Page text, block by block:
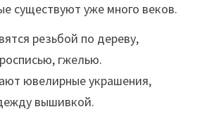
существуют уже много веков.
резьбой по дереву,
гжелью.
ювелирные украшения,
вышивкой.